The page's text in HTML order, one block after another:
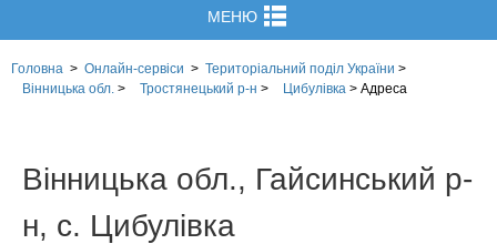
МЕНЮ
Головна > Онлайн-сервіси > Територіальний поділ України >
Вінницька обл. > Тростянецький р-н > Цибулівка > Адреса
Вінницька обл., Гайсинський р-
н, с. Цибулівка